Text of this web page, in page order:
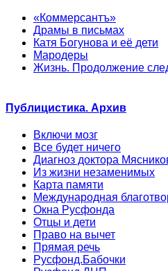
«Коммерсантъ»
Драмы в письмах
Катя Богунова и её дети
Мародеры
Жизнь. Продолжение
Публицистика. Архив
Включи мозг
Все будет ничего
Диагноз доктора
Из жизни незаменимых
Карта памяти
Международная
Окна Русфонда
Отцы и дети
Право на вычет
Прямая речь
Русфонд.Бабочки